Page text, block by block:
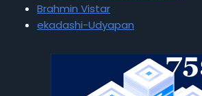
Brahmin Vistar
ekadashi-Udyapan